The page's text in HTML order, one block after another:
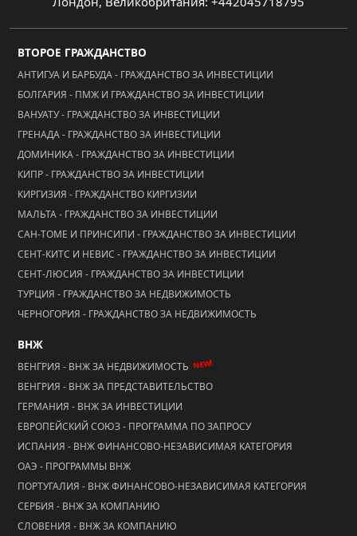
ВТОРОЕ ГРАЖДАНСТВО
АНТИГУА И БАРБУДА - ГРАЖДАНСТВО ЗА ИНВЕСТИЦИИ
БОЛГАРИЯ - ПМЖ И ГРАЖДАНСТВО ЗА ИНВЕСТИЦИИ
ВАНУАТУ - ГРАЖДАНСТВО ЗА ИНВЕСТИЦИИ
ГРЕНАДА - ГРАЖДАНСТВО ЗА ИНВЕСТИЦИИ
ДОМИНИКА - ГРАЖДАНСТВО ЗА ИНВЕСТИЦИИ
КИПР - ГРАЖДАНСТВО ЗА ИНВЕСТИЦИИ
КИРГИЗИЯ - ГРАЖДАНСТВО КИРГИЗИИ
МАЛЬТА - ГРАЖДАНСТВО ЗА ИНВЕСТИЦИИ
САН-ТОМЕ И ПРИНСИПИ - ГРАЖДАНСТВО ЗА ИНВЕСТИЦИИ
СЕНТ-КИТС И НЕВИС - ГРАЖДАНСТВО ЗА ИНВЕСТИЦИИ
СЕНТ-ЛЮСИЯ - ГРАЖДАНСТВО ЗА ИНВЕСТИЦИИ
ТУРЦИЯ - ГРАЖДАНСТВО ЗА НЕДВИЖИМОСТЬ
ЧЕРНОГОРИЯ - ГРАЖДАНСТВО ЗА НЕДВИЖИМОСТЬ
ВНЖ
ВЕНГРИЯ - ВНЖ ЗА НЕДВИЖИМОСТЬ NEW!
ВЕНГРИЯ - ВНЖ ЗА ПРЕДСТАВИТЕЛЬСТВО
ГЕРМАНИЯ - ВНЖ ЗА ИНВЕСТИЦИИ
ЕВРОПЕЙСКИЙ СОЮЗ - ПРОГРАММА ПО ЗАПРОСУ
ИСПАНИЯ - ВНЖ ФИНАНСОВО-НЕЗАВИСИМАЯ КАТЕГОРИЯ
ОАЭ - ПРОГРАММЫ ВНЖ
ПОРТУГАЛИЯ - ВНЖ ФИНАНСОВО-НЕЗАВИСИМАЯ КАТЕГОРИЯ
СЕРБИЯ - ВНЖ ЗА КОМПАНИЮ
СЛОВЕНИЯ - ВНЖ ЗА КОМПАНИЮ